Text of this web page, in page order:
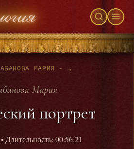
БАБАНОВА МАРИЯ - ТВОРЧЕСКИЙ ПОРТРЕТ
Мария
портрет
• Длительность: 00:56:21